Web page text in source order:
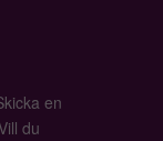
en
du